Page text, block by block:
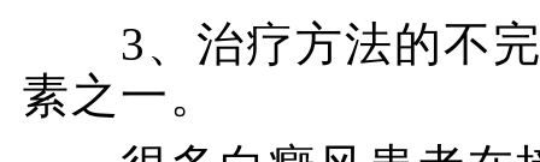
3、治疗方法的不完
素之一。